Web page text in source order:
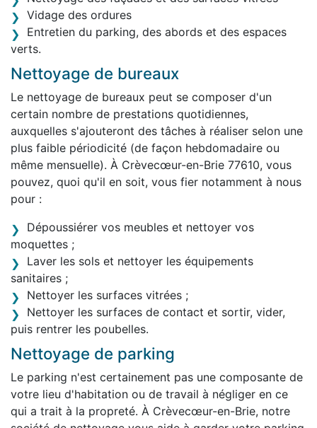
Vidage des ordures
Entretien du parking, des abords et des espaces
verts.
Nettoyage de bureaux
Le nettoyage de bureaux peut se composer d'un
certain nombre de prestations quotidiennes,
auxquelles s'ajouteront des tâches à réaliser selon une
plus faible périodicité (de façon hebdomadaire ou
même mensuelle). À Crèvecœur-en-Brie 77610, vous
pouvez, quoi qu'il en soit, vous fier notamment à nous
pour :
Dépoussiérer vos meubles et nettoyer vos
moquettes ;
Laver les sols et nettoyer les équipements
sanitaires ;
Nettoyer les surfaces vitrées ;
Nettoyer les surfaces de contact et sortir, vider,
puis rentrer les poubelles.
Nettoyage de parking
Le parking n'est certainement pas une composante de
votre lieu d'habitation ou de travail à négliger en ce
qui a trait à la propreté. À Crèvecœur-en-Brie, notre